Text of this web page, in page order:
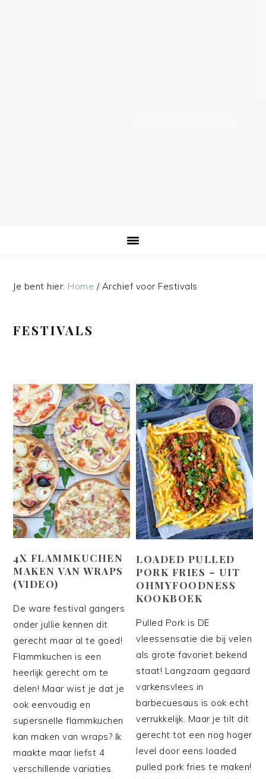
Je bent hier: Home /Archief voor Festivals
FESTIVALS
4X FLAMMKUCHEN
MAKEN VAN WRAPS
(VIDEO)
De ware festival gangers
onder jullie kennen dit
gerecht maar al te goed!
Flammkuchen is een
heerlijk gerecht om te
delen! Maar wist je dat je
ook eenvoudig en
supersnelle flammkuchen
kan maken van wraps? Ik
maakte maar liefst 4
verschillende variaties
LOADED PULLED
PORK FRIES – UIT
OHMYFOODNESS
KOOKBOEK
Pulled Pork is DE
vleessensatie die bij velen
als grote favoriet bekend
staat! Langzaam gegaard
varkensvlees in
barbecuesaus is ook echt
verrukkelijk. Maar je tilt dit
gerecht tot een nog hoger
level door eens loaded
pulled pork fries te maken!